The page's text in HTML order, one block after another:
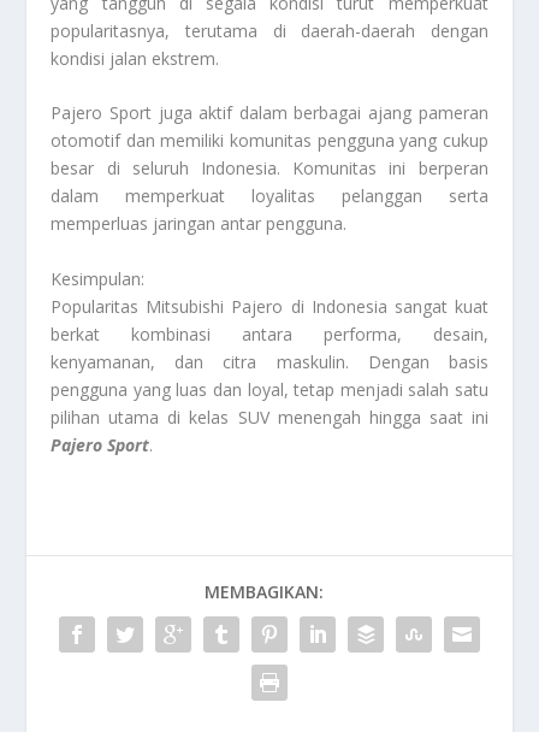
popularitasnya, terutama di daerah-daerah dengan
kondisi jalan ekstrem.
Pajero Sport juga aktif dalam berbagai ajang pameran
otomotif dan memiliki komunitas pengguna yang cukup
besar di seluruh Indonesia. Komunitas ini berperan
dalam memperkuat loyalitas pelanggan serta
memperluas jaringan antar pengguna.
Kesimpulan:
Popularitas Mitsubishi Pajero di Indonesia sangat kuat
berkat kombinasi antara performa, desain,
kenyamanan, dan citra maskulin. Dengan basis
pengguna yang luas dan loyal, tetap menjadi salah satu
pilihan utama di kelas SUV menengah hingga saat ini
Pajero Sport.
MEMBAGIKAN: